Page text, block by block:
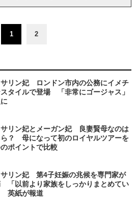
1 2
リン妃 ロンドン市内の公務にイメチ
スタイルで登場 「非常にゴージャス」
リン妃とメーガン妃 良妻賢母なのは
ら？ 母になって初のロイヤルツアーを
のポイントで比較
サリン妃 第4子妊娠の兆候を専門家が
「以前より家族をしっかりまとめてい
英紙が報道